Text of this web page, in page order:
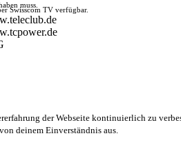
muss.
Swisscom TV verfügbar.
der Webseite kontinuierlich zu
deinem Einverständnis aus.